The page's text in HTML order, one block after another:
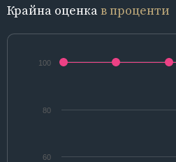
Крайна оценкав проценти
60
80
100